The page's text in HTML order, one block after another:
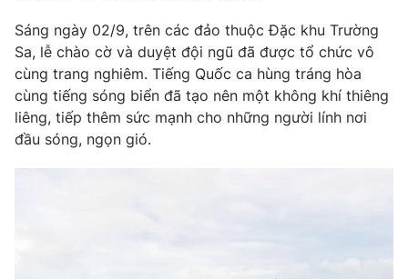
Tư vấn
Chuyên mục khác
Emagazine Podcast
Photo
Sáng ngày 02/9, trên các đảo thuộc Đặc khu Trường
Sa, lễ chào cờ và duyệt đội ngũ đã được tổ chức vô
cùng trang nghiêm. Tiếng Quốc ca hùng tráng hòa
cùng tiếng sóng biển đã tạo nên một không khí thiêng
liêng, tiếp thêm sức mạnh cho những người lính nơi
đầu sóng, ngọn gió.